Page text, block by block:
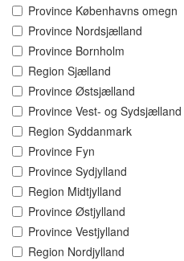
Province Københavns omegn
Province Nordsjælland
Province Bornholm
Region Sjælland
Province Østsjælland
Province Vest- og Sydsjælland
Region Syddanmark
Province Fyn
Province Sydjylland
Region Midtjylland
Province Østjylland
Province Vestjylland
Region Nordjylland